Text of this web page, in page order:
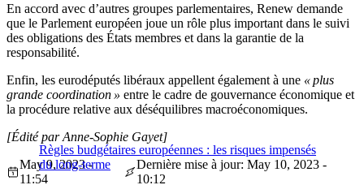
En accord avec d’autres groupes parlementaires, Renew demande
que le Parlement européen joue un rôle plus important dans le suivi
des obligations des États membres et dans la garantie de la
responsabilité.
Enfin, les eurodéputés libéraux appellent également à une « plus
grande coordination » entre le cadre de gouvernance économique et
la procédure relative aux déséquilibres macroéconomiques.
Règles budgétaires européennes : les risques impensés
du long-terme
[Édité par Anne-Sophie Gayet]
May 9, 2023 -
11:54
Dernière mise à jour: May 10, 2023 -
10:12